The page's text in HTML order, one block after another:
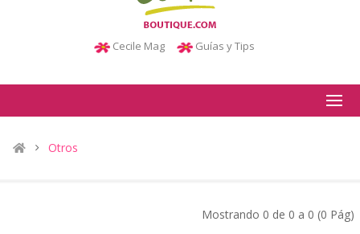
Cecile Mag Guías y Tips
Otros
Mostrando 0 de 0 a 0 (0 Pág)